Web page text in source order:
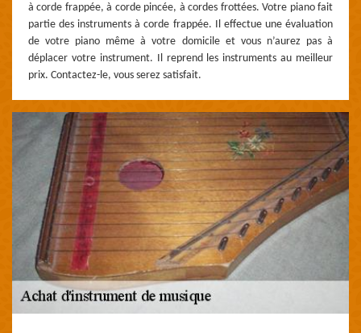
à corde frappée, à corde pincée, à cordes frottées. Votre piano fait
partie des instruments à corde frappée. Il effectue une évaluation
de votre piano même à votre domicile et vous n’aurez pas à
déplacer votre instrument. Il reprend les instruments au meilleur
prix. Contactez-le, vous serez satisfait.